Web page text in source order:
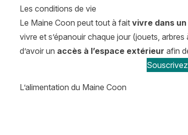
Les conditions de vie
Le Maine Coon peut tout à fait vivre dans
vivre et s’épanouir chaque jour (jouets,
d’avoir un accès à l’espace extérieur afin
L’alimentation du Maine Coon